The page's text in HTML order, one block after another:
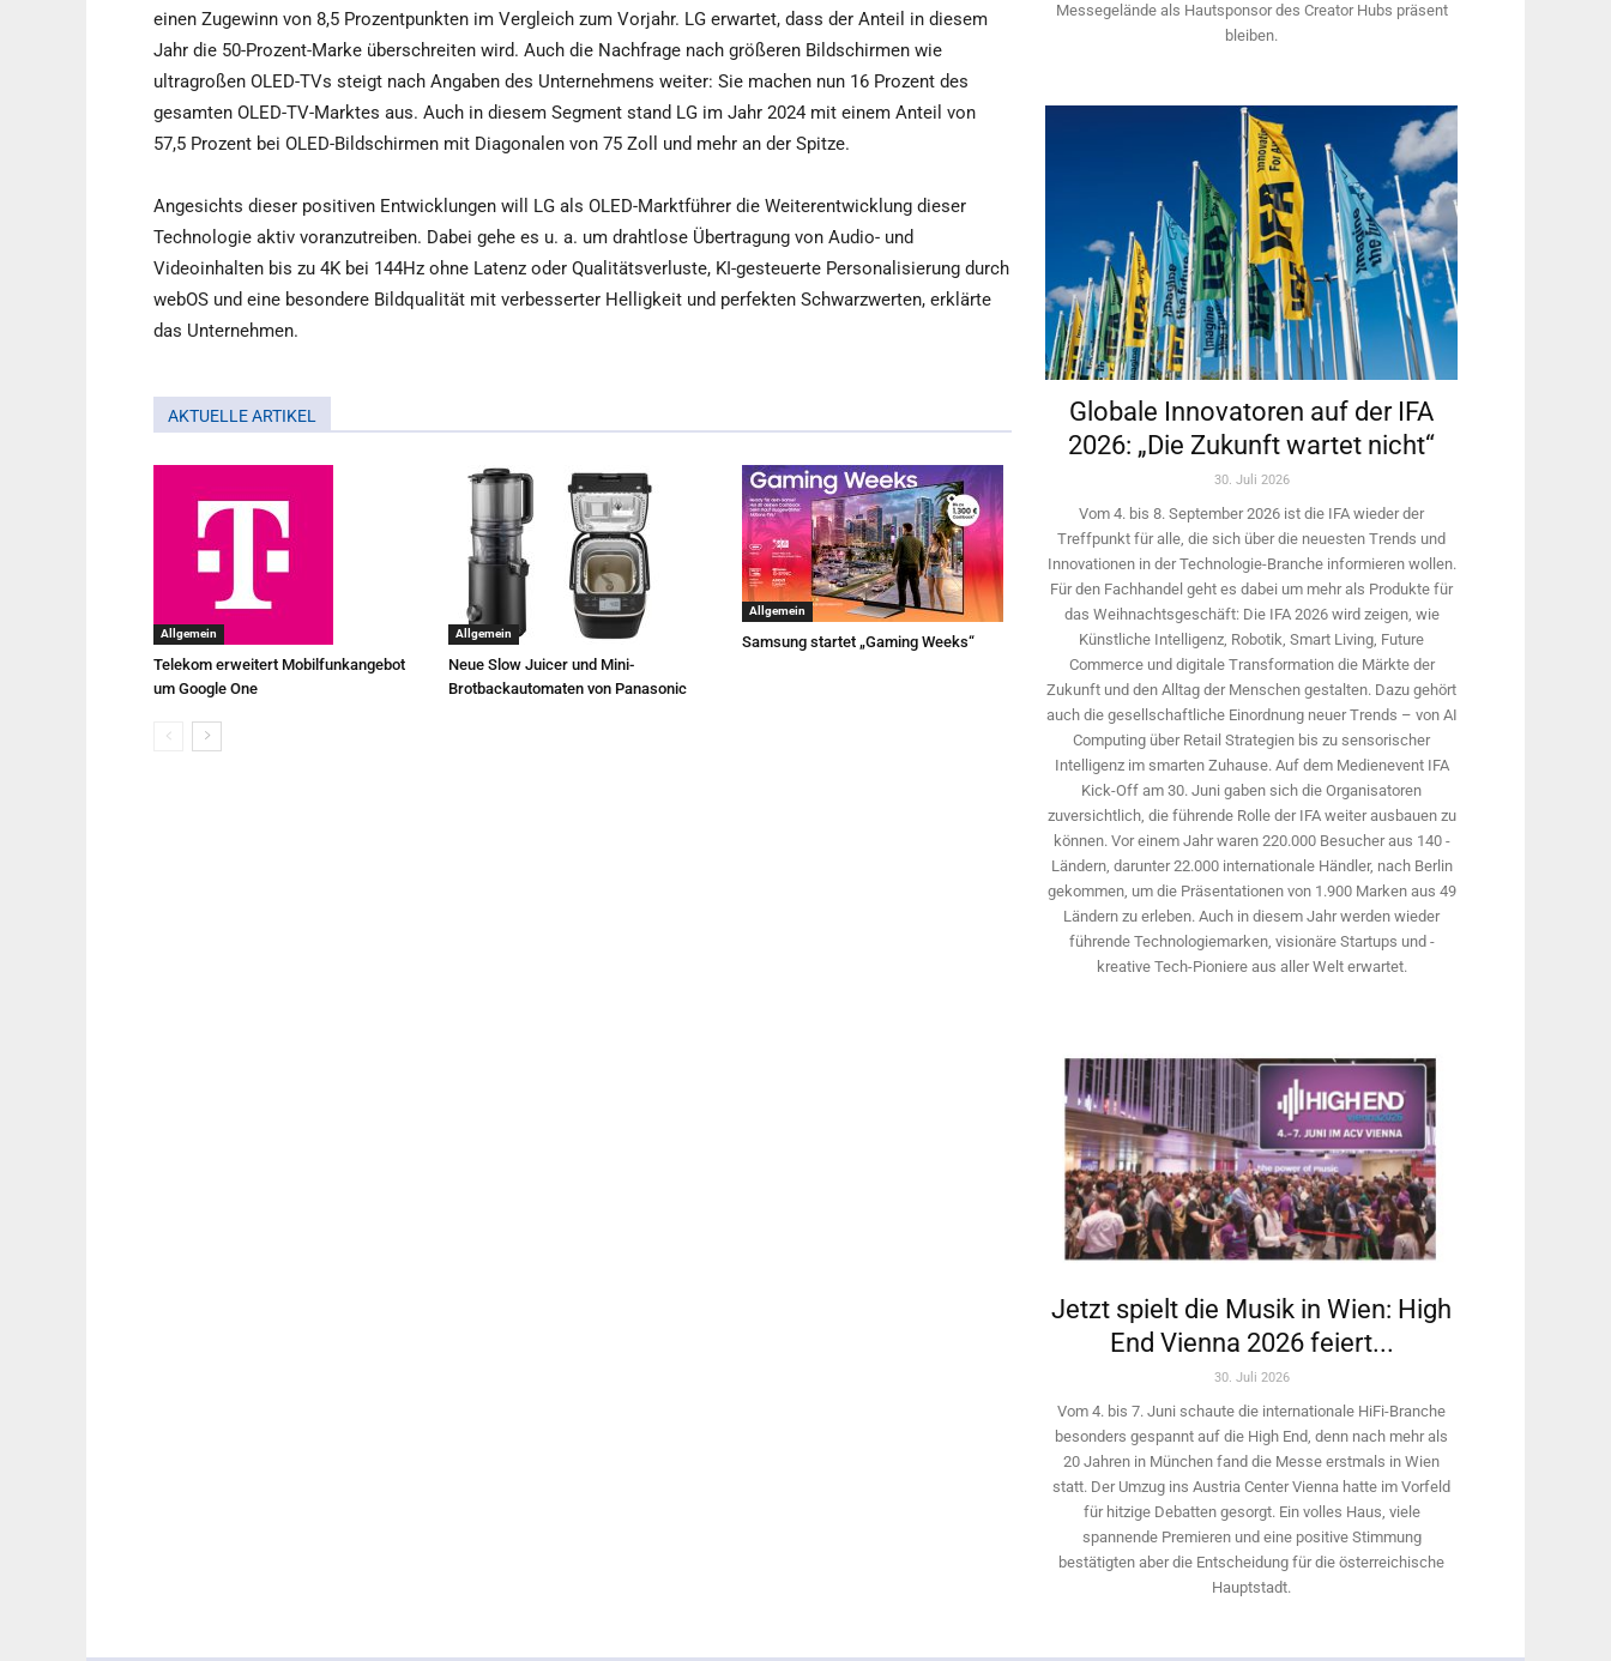
einen Zugewinn von 8,5 Prozentpunkten im Vergleich zum Vorjahr. LG erwartet, dass der Anteil in diesem
Jahr die 50-Prozent-Marke überschreiten wird. Auch die Nachfrage nach größeren Bildschirmen wie
ultragroßen OLED-TVs steigt nach Angaben des Unternehmens weiter: Sie machen nun 16 Prozent des
gesamten OLED-TV-Marktes aus. Auch in diesem Segment stand LG im Jahr 2024 mit einem Anteil von
57,5 Prozent bei OLED-Bildschirmen mit Diagonalen von 75 Zoll und mehr an der Spitze.
Angesichts dieser positiven Entwicklungen will LG als OLED-Marktführer die Weiterentwicklung dieser
Technologie aktiv voranzutreiben. Dabei gehe es u. a. um drahtlose Übertragung von Audio- und
Videoinhalten bis zu 4K bei 144Hz ohne Latenz oder Qualitätsverluste, KI-gesteuerte Personalisierung durch
webOS und eine besondere Bildqualität mit verbesserter Helligkeit und perfekten Schwarzwerten, erklärte
das Unternehmen.
AKTUELLE ARTIKEL
Allgemein
Telekom erweitert Mobilfunkangebot
um Google One
Allgemein
Neue Slow Juicer und Mini-
Brotbackautomaten von Panasonic
Allgemein
Samsung startet „Gaming Weeks“
Messegelände als Hautsponsor des Creator Hubs präsent
bleiben.
Globale Innovatoren auf der IFA
2026: „Die Zukunft wartet nicht“
30. Juli 2026
Vom 4. bis 8. September 2026 ist die IFA wieder der
Treffpunkt für alle, die sich über die neuesten Trends und
Innovationen in der Technologie-­Branche informieren wollen.
Für den Fachhandel geht es dabei um mehr als Produkte für
das Weihnachtsgeschäft: Die IFA 2026 wird ­zeigen, wie
Künstliche Intelligenz, Robotik, Smart Living, Future
Commerce und digitale Trans­formation die Märkte der
Zukunft und den Alltag der Menschen gestalten. Dazu gehört
auch die gesellschaftliche Einordnung neuer Trends – von AI
Computing über Retail Strategien bis zu sensorischer
Intelligenz im smarten Zuhause. Auf dem Medien­event IFA
Kick-Off am 30. Juni gaben sich die Organisatoren
zuversichtlich, die führende Rolle der IFA weiter ausbauen zu
können. Vor einem Jahr ­waren 220.000 Besucher aus 140 ­
Ländern, ­darunter 22.000 internationale Händler, nach Berlin
gekommen, um die Präsen­tationen von 1.900 Marken aus 49
Ländern zu erleben. Auch in diesem Jahr werden wieder
führende Technologiemarken, visionäre Startups und ­
kreative Tech-Pioniere aus aller Welt erwartet.
Jetzt spielt die Musik in Wien: High
End Vienna 2026 feiert...
30. Juli 2026
Vom 4. bis 7. Juni schaute die internationale HiFi-Branche
besonders gespannt auf die High End, denn nach mehr als
20 Jahren in München fand die Messe erstmals in Wien
statt. Der Umzug ins Austria Center Vienna hatte im Vorfeld
für hitzige Debatten gesorgt. Ein volles Haus, viele
spannende Premieren und eine positive Stimmung
bestätigten aber die Entscheidung für die österreichische
Hauptstadt.